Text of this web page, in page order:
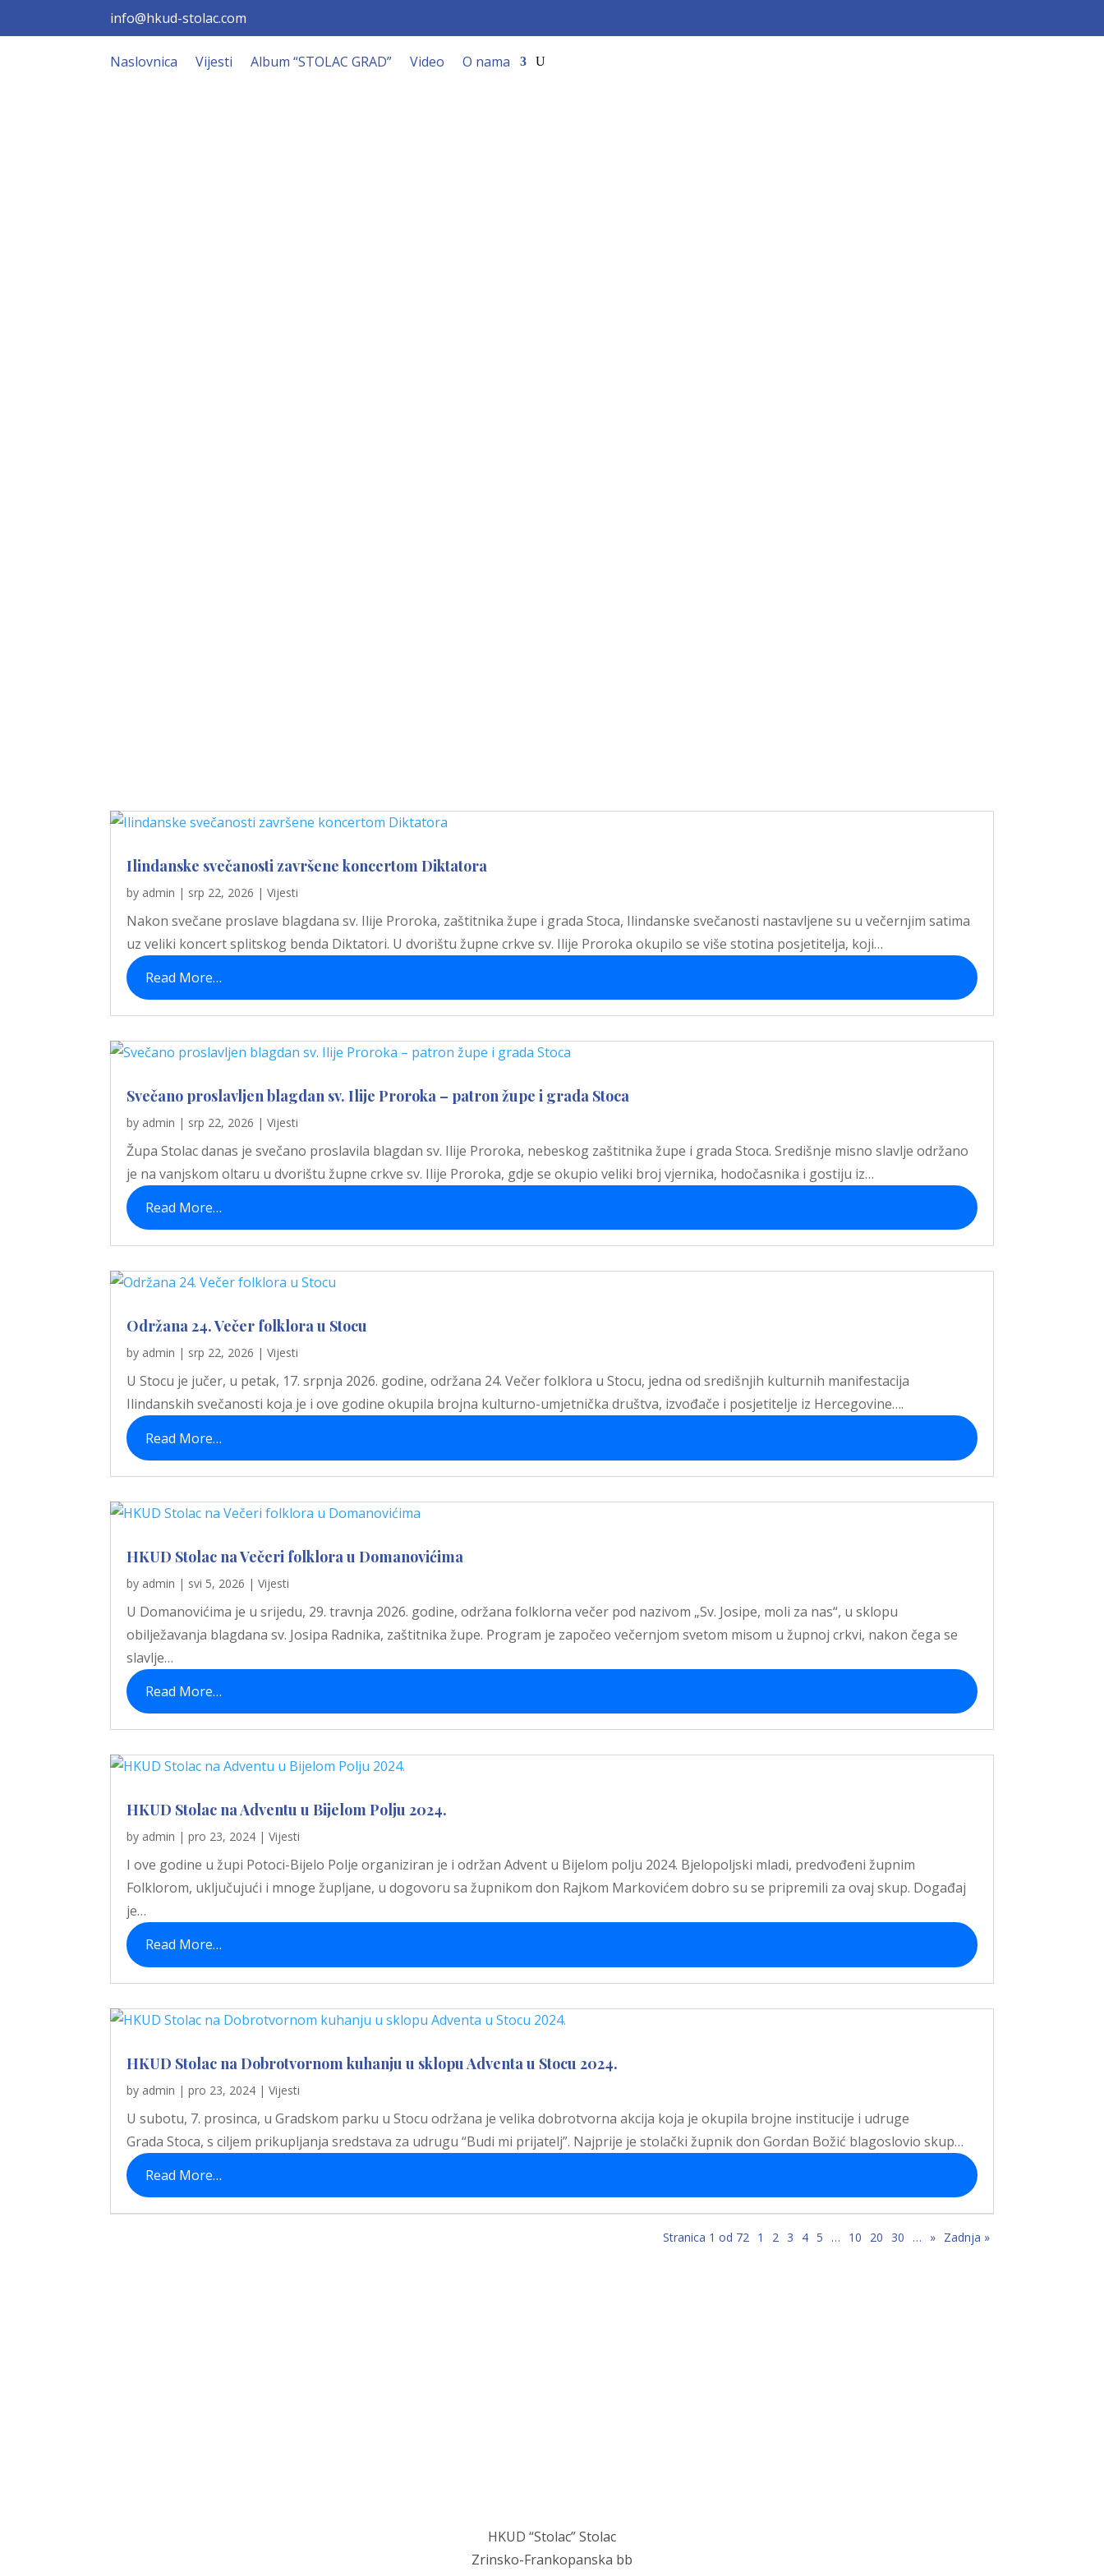
info@hkud-stolac.com
Naslovnica Vijesti Album “STOLAC GRAD” Video O nama
Ilindanske svečanosti završene koncertom Diktatora
by admin | srp 22, 2026 |Vijesti
Nakon svečane proslave blagdana sv. Ilije Proroka, zaštitnika župe i grada Stoca, Ilindanske svečanosti nastavljene su u večernjim satima
uz veliki koncert splitskog benda Diktatori. U dvorištu župne crkve sv. Ilije Proroka okupilo se više stotina posjetitelja, koji…
Read More…
Svečano proslavljen blagdan sv. Ilije Proroka – patron župe i grada Stoca
by admin | srp 22, 2026 |Vijesti
Župa Stolac danas je svečano proslavila blagdan sv. Ilije Proroka, nebeskog zaštitnika župe i grada Stoca. Središnje misno slavlje održano
je na vanjskom oltaru u dvorištu župne crkve sv. Ilije Proroka, gdje se okupio veliki broj vjernika, hodočasnika i gostiju iz…
Read More…
Održana 24. Večer folklora u Stocu
by admin | srp 22, 2026 |Vijesti
U Stocu je jučer, u petak, 17. srpnja 2026. godine, održana 24. Večer folklora u Stocu, jedna od središnjih kulturnih manifestacija
Ilindanskih svečanosti koja je i ove godine okupila brojna kulturno-umjetnička društva, izvođače i posjetitelje iz Hercegovine….
Read More…
HKUD Stolac na Večeri folklora u Domanovićima
by admin | svi 5, 2026 |Vijesti
U Domanovićima je u srijedu, 29. travnja 2026. godine, održana folklorna večer pod nazivom „Sv. Josipe, moli za nas“, u sklopu
obilježavanja blagdana sv. Josipa Radnika, zaštitnika župe. Program je započeo večernjom svetom misom u župnoj crkvi, nakon čega se
slavlje…
Read More…
HKUD Stolac na Adventu u Bijelom Polju 2024.
by admin |pro 23, 2024 |Vijesti
I ove godine u župi Potoci-Bijelo Polje organiziran je i održan Advent u Bijelom polju 2024. Bjelopoljski mladi, predvođeni župnim
Folklorom, uključujući i mnoge župljane, u dogovoru sa župnikom don Rajkom Markovićem dobro su se pripremili za ovaj skup. Događaj
je…
Read More…
HKUD Stolac na Dobrotvornom kuhanju u sklopu Adventa u Stocu 2024.
by admin |pro 23, 2024 |Vijesti
U subotu, 7. prosinca, u Gradskom parku u Stocu održana je velika dobrotvorna akcija koja je okupila brojne institucije i udruge
Grada Stoca, s ciljem prikupljanja sredstava za udrugu “Budi mi prijatelj”. Najprije je stolački župnik don Gordan Božić blagoslovio skup…
Read More…
Stranica 1 od 72 1 2 3 4 5 … 10 20 30 … » Zadnja »
HKUD “Stolac” Stolac
Zrinsko-Frankopanska bb